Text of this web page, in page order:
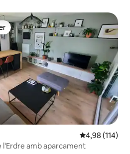
4,98 de
4,98 (114)
amb aparcament